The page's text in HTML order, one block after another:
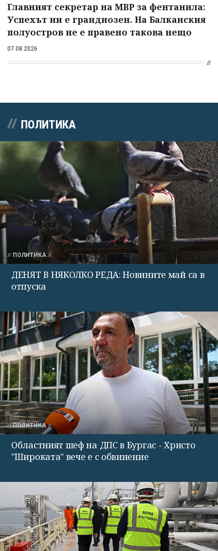
Главният секретар на МВР за фентанила:
Успехът ни е грандиозен. На Балканския
полуостров не е правено такова нещо
07.08.2026
ПОЛИТИКА
ПОЛИТИКА
ДЕНЯТ В НЯКОЛКО РЕДА: Новините май са в
отпуска
ПОЛИТИКА
Областният шеф на ДПС в Бургас - Христо
"Широката" вече е с обвинение